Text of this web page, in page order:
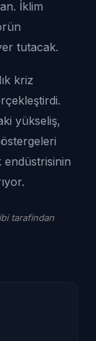
İklim
tutacak.
kriz
yükseliş,
endüstrisinin
tarafindan